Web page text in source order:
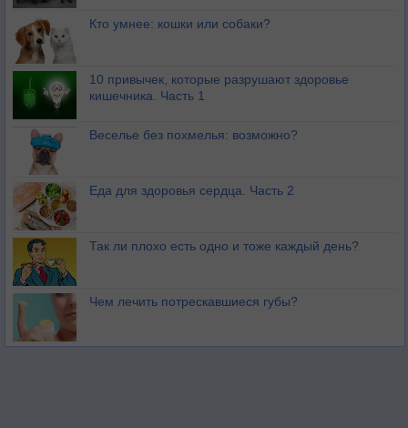
Кто умнее: кошки или собаки?
10 привычек, которые разрушают здоровье
кишечника. Часть 1
Веселье без похмелья: возможно?
Еда для здоровья сердца. Часть 2
Так ли плохо есть одно и тоже каждый день?
Чем лечить потрескавшиеся губы?